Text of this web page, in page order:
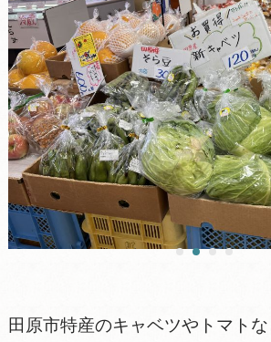
田原市特産のキャベツやトマト